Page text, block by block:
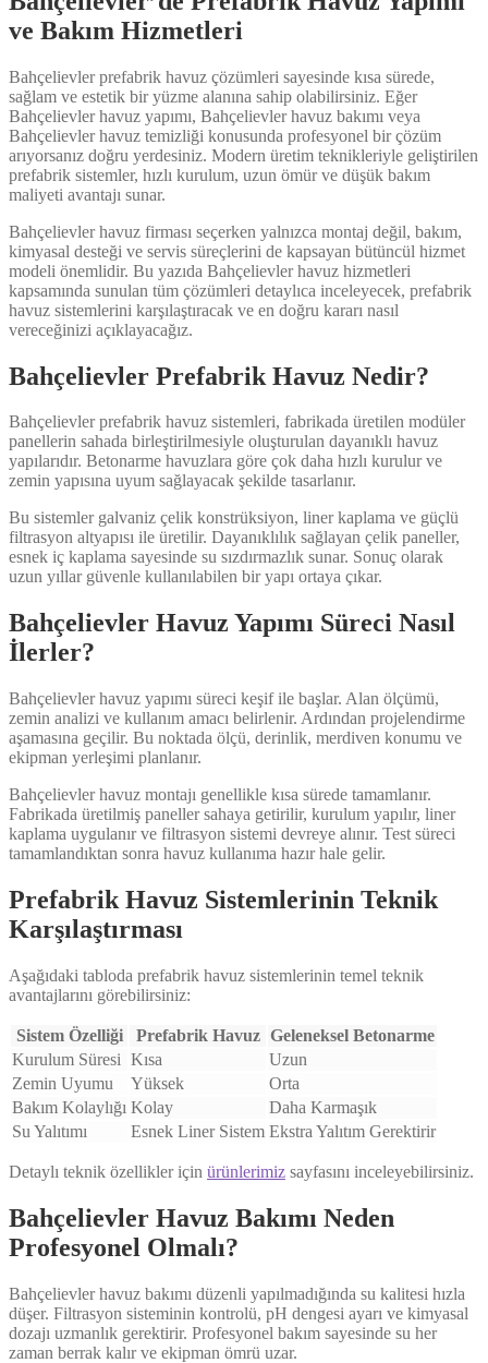
ve Bakım Hizmetleri
Bahçelievler prefabrik havuz çözümleri sayesinde kısa sürede,
sağlam ve estetik bir yüzme alanına sahip olabilirsiniz. Eğer
Bahçelievler havuz yapımı, Bahçelievler havuz bakımı veya
Bahçelievler havuz temizliği konusunda profesyonel bir çözüm
arıyorsanız doğru yerdesiniz. Modern üretim teknikleriyle geliştirilen
prefabrik sistemler, hızlı kurulum, uzun ömür ve düşük bakım
maliyeti avantajı sunar.
Bahçelievler havuz firması seçerken yalnızca montaj değil, bakım,
kimyasal desteği ve servis süreçlerini de kapsayan bütüncül hizmet
modeli önemlidir. Bu yazıda Bahçelievler havuz hizmetleri
kapsamında sunulan tüm çözümleri detaylıca inceleyecek, prefabrik
havuz sistemlerini karşılaştıracak ve en doğru kararı nasıl
vereceğinizi açıklayacağız.
Bahçelievler Prefabrik Havuz Nedir?
Bahçelievler prefabrik havuz sistemleri, fabrikada üretilen modüler
panellerin sahada birleştirilmesiyle oluşturulan dayanıklı havuz
yapılarıdır. Betonarme havuzlara göre çok daha hızlı kurulur ve
zemin yapısına uyum sağlayacak şekilde tasarlanır.
Bu sistemler galvaniz çelik konstrüksiyon, liner kaplama ve güçlü
filtrasyon altyapısı ile üretilir. Dayanıklılık sağlayan çelik paneller,
esnek iç kaplama sayesinde su sızdırmazlık sunar. Sonuç olarak
uzun yıllar güvenle kullanılabilen bir yapı ortaya çıkar.
Bahçelievler Havuz Yapımı Süreci Nasıl
İlerler?
Bahçelievler havuz yapımı süreci keşif ile başlar. Alan ölçümü,
zemin analizi ve kullanım amacı belirlenir. Ardından projelendirme
aşamasına geçilir. Bu noktada ölçü, derinlik, merdiven konumu ve
ekipman yerleşimi planlanır.
Bahçelievler havuz montajı genellikle kısa sürede tamamlanır.
Fabrikada üretilmiş paneller sahaya getirilir, kurulum yapılır, liner
kaplama uygulanır ve filtrasyon sistemi devreye alınır. Test süreci
tamamlandıktan sonra havuz kullanıma hazır hale gelir.
Prefabrik Havuz Sistemlerinin Teknik
Karşılaştırması
Aşağıdaki tabloda prefabrik havuz sistemlerinin temel teknik
avantajlarını görebilirsiniz:
Sistem Özelliği Prefabrik Havuz Geleneksel Betonarme
Kurulum Süresi Kısa
Uzun
Zemin Uyumu
Yüksek
Orta
Bakım Kolaylığı Kolay
Daha Karmaşık
Su Yalıtımı
Esnek Liner Sistem Ekstra Yalıtım Gerektirir
Detaylı teknik özellikler için ürünlerimiz sayfasını inceleyebilirsiniz.
Bahçelievler Havuz Bakımı Neden
Profesyonel Olmalı?
Bahçelievler havuz bakımı düzenli yapılmadığında su kalitesi hızla
düşer. Filtrasyon sisteminin kontrolü, pH dengesi ayarı ve kimyasal
dozajı uzmanlık gerektirir. Profesyonel bakım sayesinde su her
zaman berrak kalır ve ekipman ömrü uzar.